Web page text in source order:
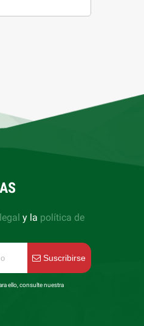
y la política de
Suscribirse
ello, consulte nuestra